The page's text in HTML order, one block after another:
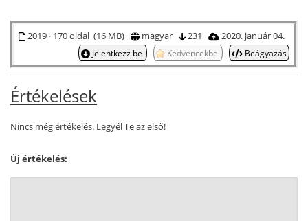
2019 · 170 oldal (16 MB) magyar 231 2020. január 04.
Jelentkezz be Kedvencekbe Beágyazás
Értékelések
Nincs még értékelés. Legyél Te az első!
Új értékelés: